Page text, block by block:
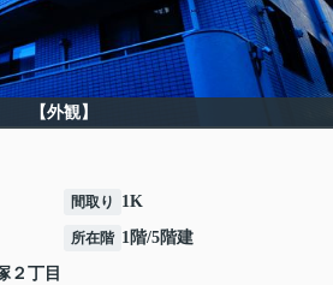
【外観】
間取り 1K
所在階 1階/5階建
２丁目